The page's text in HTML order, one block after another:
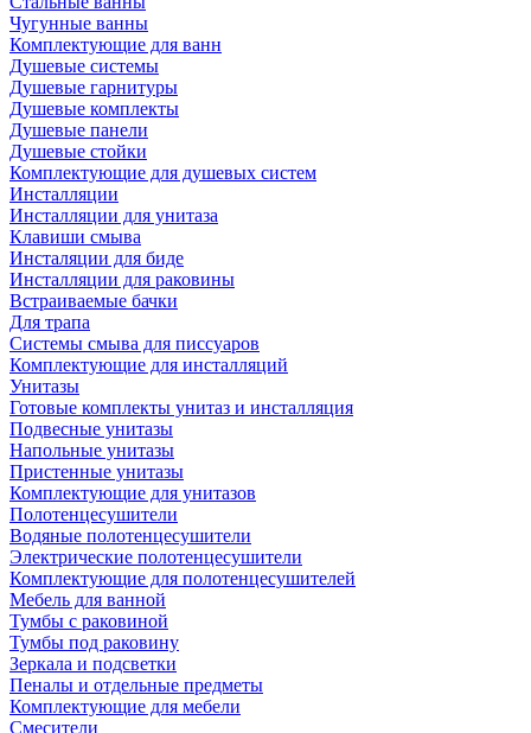
Чугунные ванны
Комплектующие для ванн
Душевые системы
Душевые гарнитуры
Душевые комплекты
Душевые панели
Душевые стойки
Комплектующие для душевых систем
Инсталляции
Инсталляции для унитаза
Клавиши смыва
Инсталяции для биде
Инсталляции для раковины
Встраиваемые бачки
Для трапа
Системы смыва для писсуаров
Комплектующие для инсталляций
Унитазы
Готовые комплекты унитаз и инсталляция
Подвесные унитазы
Напольные унитазы
Пристенные унитазы
Комплектующие для унитазов
Полотенцесушители
Водяные полотенцесушители
Электрические полотенцесушители
Комплектующие для полотенцесушителей
Мебель для ванной
Тумбы с раковиной
Тумбы под раковину
Зеркала и подсветки
Пеналы и отдельные предметы
Комплектующие для мебели
Смесители